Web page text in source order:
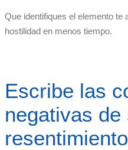
Que identifiques el elemento te
hostilidad en menos tiempo.
Escribe las
negativas de
resentimiento